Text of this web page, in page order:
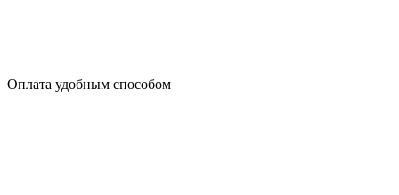
Оплата удобным способом